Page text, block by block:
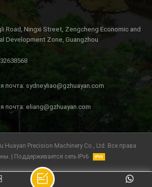
Road, Ningxi Street, Zengcheng Economic and
Development Zone, Guangzhou
почта: sydneyliao@gzhuayan.com
почта: eliang@gzhuayan.com
Huayan Precision Machinery Co., Ltd. Все права
| Поддерживается сеть IPv6